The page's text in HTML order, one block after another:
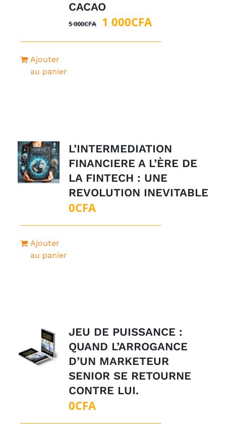
CACAO
5 000CFA
Le
1 000CFALe
Ajouter
au panier
L’INTERMEDIATION
FINANCIERE A L’ÈRE DE
LA FINTECH : UNE
REVOLUTION INEVITABLE
0CFA
Ajouter
au panier
JEU DE PUISSANCE :
QUAND L’ARROGANCE
D’UN MARKETEUR
SENIOR SE RETOURNE
CONTRE LUI.
0CFA